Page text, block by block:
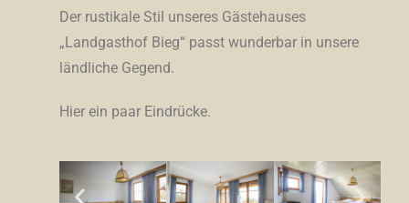
Der rustikale Stil unseres Gästehauses
„Landgasthof Bieg“ passt wunderbar in unsere
ländliche Gegend.
Hier ein paar Eindrücke.